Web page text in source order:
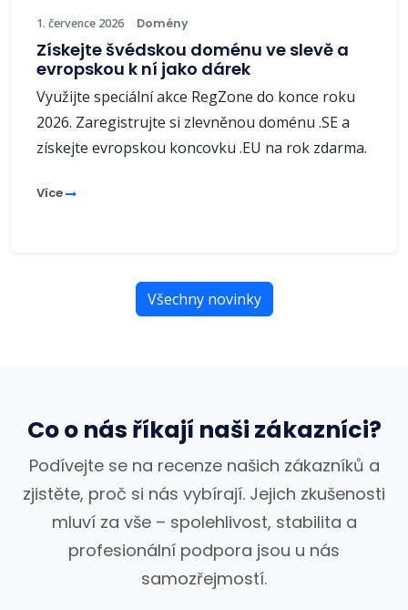
1. července 2026 Domény
Získejte švédskou doménu ve slevě a
evropskou k ní jako dárek
Využijte speciální akce RegZone do konce roku
2026. Zaregistrujte si zlevněnou doménu .SE a
získejte evropskou koncovku .EU na rok zdarma.
Více
Všechny novinky
Co o nás říkají naši zákazníci?
Podívejte se na recenze našich zákazníků a
zjistěte, proč si nás vybírají. Jejich zkušenosti
mluví za vše – spolehlivost, stabilita a
profesionální podpora jsou u nás
samozřejmostí.